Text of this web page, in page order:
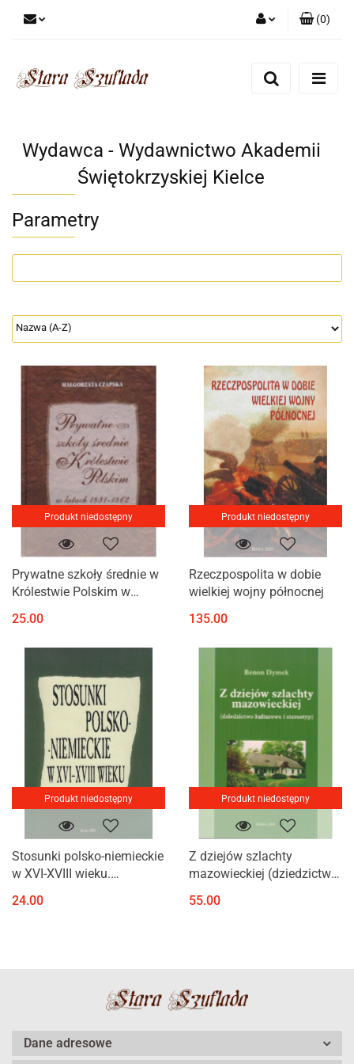
Zarejestruj się
(0)
Wydawca - Wydawnictwo Akademii
Świętokrzyskiej Kielce
Parametry
Produkt niedostępny
Prywatne szkoły średnie w
Królestwie Polskim w
25.00
Produkt niedostępny
Rzeczpospolita w dobie
wielkiej wojny północnej
135.00
Produkt niedostępny
Stosunki polsko-niemieckie
w XVI-XVIII wieku.
naukowej Kilece-
24.00
Produkt niedostępny
Z dziejów szlachty
mazowieckiej (dziedzictwo
55.00
Dane adresowe